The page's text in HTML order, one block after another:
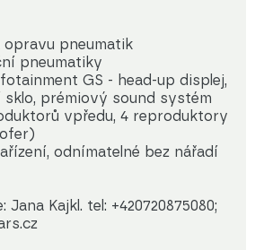
opravu pneumatik
pneumatiky
GS - head-up displej,
prémiový sound systém
vpředu, 4 reproduktory
odnímatelné bez nářadí
Kajkl. tel: +420720875080;